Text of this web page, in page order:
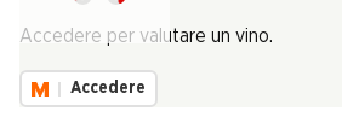
Accedere per valutare un vino.
Accedere